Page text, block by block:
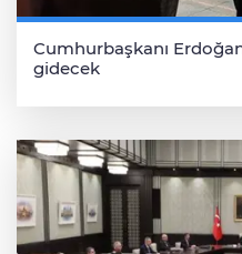
Cumhurbaşkanı
gidecek